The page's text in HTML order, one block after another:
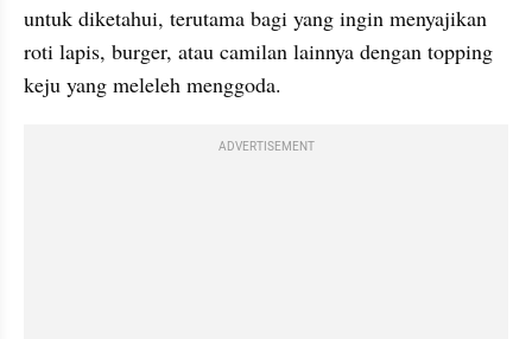
untuk diketahui, terutama bagi yang ingin menyajikan
roti lapis, burger, atau camilan lainnya dengan topping
keju yang meleleh menggoda.
ADVERTISEMENT